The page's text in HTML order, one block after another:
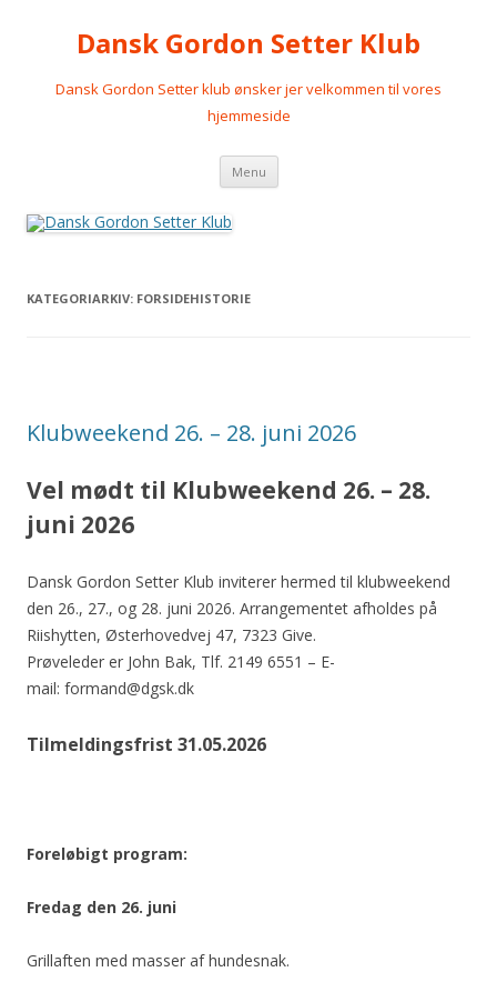
Dansk Gordon Setter Klub
Dansk Gordon Setter klub ønsker jer velkommen til vores
hjemmeside
Menu Videre
indhold
KATEGORIARKIV: FORSIDEHISTORIE
Klubweekend 26. – 28. juni 2026
Vel mødt til Klubweekend 26. – 28.
juni 2026
Dansk Gordon Setter Klub inviterer hermed til klubweekend
den 26., 27., og 28. juni 2026. Arrangementet afholdes på
Riishytten, Østerhovedvej 47, 7323 Give.
Prøveleder er John Bak, Tlf. 2149 6551 – E-
mail: formand@dgsk.dk
Tilmeldingsfrist 31.05.2026
Foreløbigt program:
Fredag den 26. juni
Grillaften med masser af hundesnak.